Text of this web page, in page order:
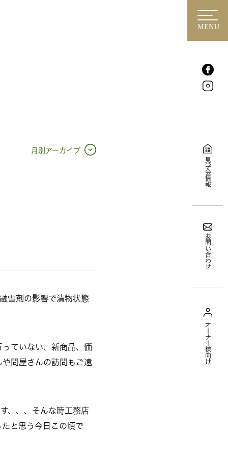
MENU
見学会情報
お問い合わせ
オーナー様向け
月別アーカイブ
雪剤の影響で漬物状態
ていない、新商品、価
問屋さんの訪問もご遠
、、、そんな時工務店
と思う今日この頃で